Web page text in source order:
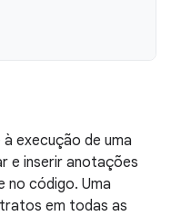
execução de uma
e inserir anotações
no código. Uma
em todas as